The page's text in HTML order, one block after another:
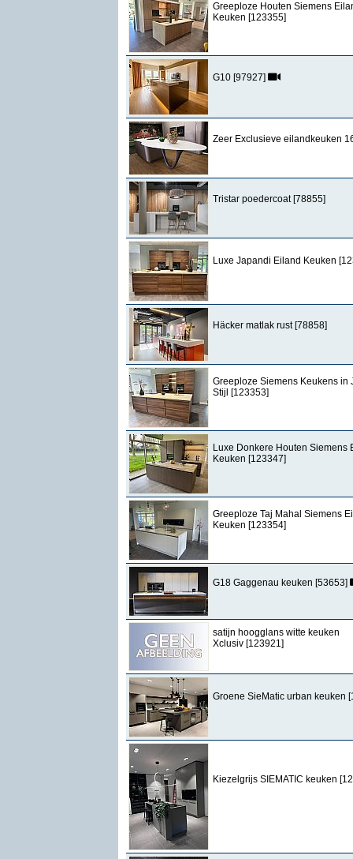
Greeploze Houten Siemens
Keuken [123355]
G10 [97927]
Zeer Exclusieve eilandkeuken
Tristar poedercoat [78855]
Luxe Japandi Eiland Keuken
Häcker matlak rust [78858]
Greeploze Siemens Keukens in
Stijl [123353]
Luxe Donkere Houten Siemens
Keuken [123347]
Greeploze Taj Mahal Siemens
Keuken [123354]
G18 Gaggenau keuken [53653]
satijn hoogglans witte keuken
Xclusiv [123921]
Groene SieMatic urban keuken
Kiezelgrijs SIEMATIC keuken